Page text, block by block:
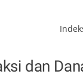
dan